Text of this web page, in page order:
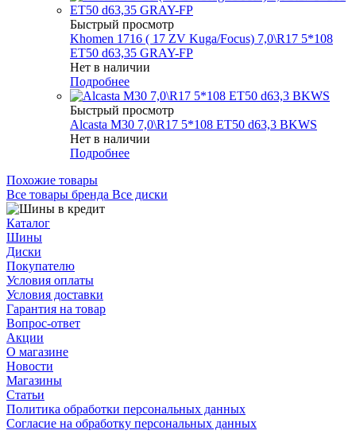
Быстрый просмотр
Khomen 1716 ( 17 ZV Kuga/Focus) 7,0\R17 5*108
ET50 d63,35 GRAY-FP
Нет в наличии
Подробнее
Быстрый просмотр
Alcasta M30 7,0\R17 5*108 ET50 d63,3 BKWS
Нет в наличии
Подробнее
Похожие товары
Все товары бренда Все диски
Каталог
Шины
Диски
Покупателю
Условия оплаты
Условия доставки
Гарантия на товар
Вопрос-ответ
Акции
О магазине
Новости
Магазины
Статьи
Политика обработки персональных данных
Согласие на обработку персональных данных